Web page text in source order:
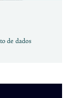
de dados